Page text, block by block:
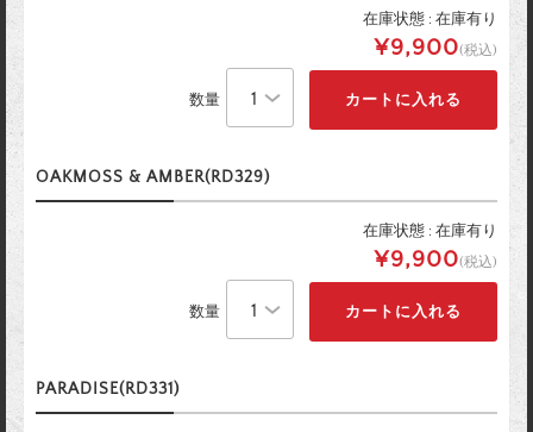
在庫状態 : 在庫有り
¥9,900(税込)
数量
OAKMOSS & AMBER(RD329)
在庫状態 : 在庫有り
¥9,900(税込)
数量
PARADISE(RD331)